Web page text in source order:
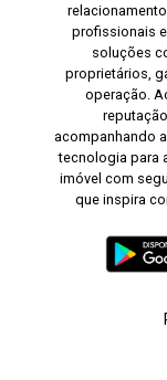
profissionais
soluções
proprietários,
operação.
acompanhando
tecnologia para
imóvel com
que inspira